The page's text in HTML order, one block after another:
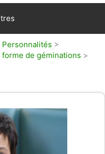
Personnalités >
de géminations >